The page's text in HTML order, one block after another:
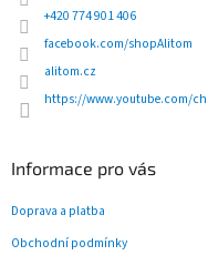
+420 774 901 406
facebook.com/shopAlitom
alitom.cz
https://www.youtube.com/
Informace pro vás
Doprava a platba
Obchodní podmínky